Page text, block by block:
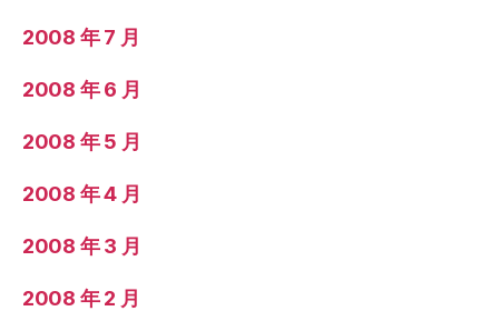
2008 年 7 月
2008 年 6 月
2008 年 5 月
2008 年 4 月
2008 年 3 月
2008 年 2 月